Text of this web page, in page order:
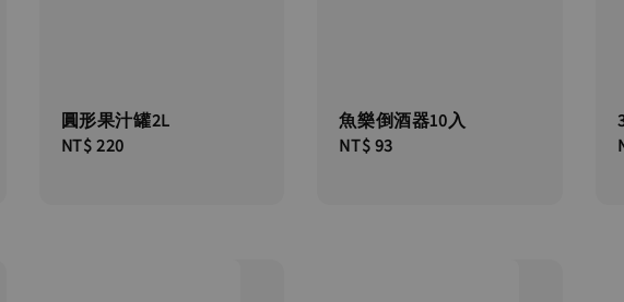
圓形果汁罐2L
Regular
NT$ 220
魚樂倒酒器10入
Regular
NT$ 93